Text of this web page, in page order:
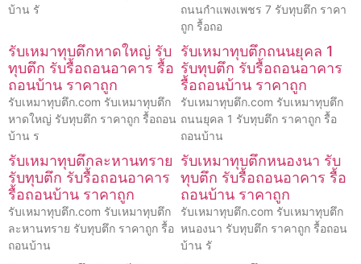
บ้าน รั
ถนนกำแพงเพชร 7 รับทุบตึก ราคา
ถูก รื้อถอ
รับเหมาทุบตึกหาดใหญ่ รับ
ทุบตึก รับรื้อถอนอาคาร รื้อ
ถอนบ้าน ราคาถูก
รับเหมาทุบตึก.com รับเหมาทุบตึก
หาดใหญ่ รับทุบตึก ราคาถูก รื้อถอน
บ้าน ร
รับเหมาทุบตึกถนนยุคล 1
รับทุบตึก รับรื้อถอนอาคาร
รื้อถอนบ้าน ราคาถูก
รับเหมาทุบตึก.com รับเหมาทุบตึก
ถนนยุคล 1 รับทุบตึก ราคาถูก รื้อ
ถอนบ้าน
รับเหมาทุบตึกละหานทราย
รับทุบตึก รับรื้อถอนอาคาร
รื้อถอนบ้าน ราคาถูก
รับเหมาทุบตึก.com รับเหมาทุบตึก
ละหานทราย รับทุบตึก ราคาถูก รื้อ
ถอนบ้าน
รับเหมาทุบตึกหนองนา รับ
ทุบตึก รับรื้อถอนอาคาร รื้อ
ถอนบ้าน ราคาถูก
รับเหมาทุบตึก.com รับเหมาทุบตึก
หนองนา รับทุบตึก ราคาถูก รื้อถอน
บ้าน รั